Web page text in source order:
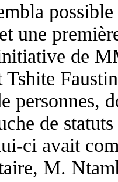
une
de
Tshite
personnes,
de
ci avait
M.